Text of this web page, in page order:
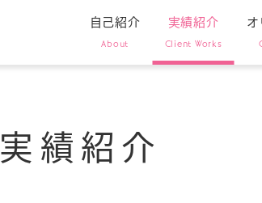
自己紹介
About
実績紹介
Client Works
実績紹介